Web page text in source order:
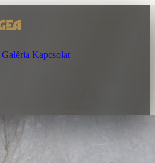
Galéria Kapcsolat